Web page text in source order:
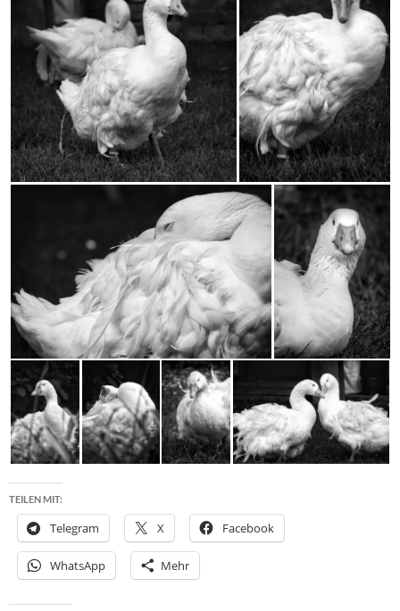
TEILEN MIT:
Telegram X Facebook
WhatsApp Mehr